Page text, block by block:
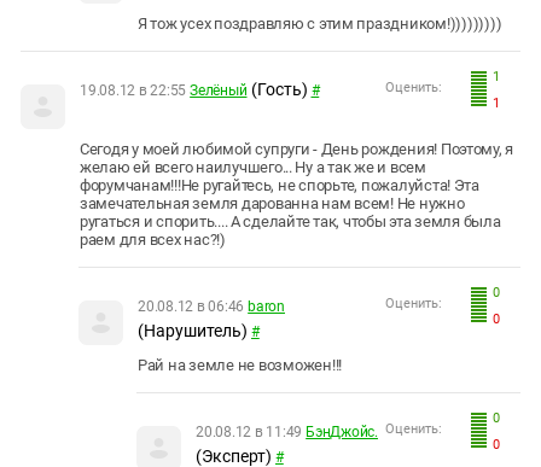
Я тож усех поздравляю с этим праздником!)))))))))
1
1
Оценить:
19.08.12 в 22:55 Зелёный (Гость) #
Сегодя у моей любимой супруги - День рождения! Поэтому, я
желаю ей всего наилучшего... Ну а так же и всем
форумчанам!!!Не ругайтесь, не спорьте, пожалуйста! Эта
замечательная земля дарованна нам всем! Не нужно
ругаться и спорить.... А сделайте так, чтобы эта земля была
раем для всех нас?!)
0
0
Оценить:
20.08.12 в 06:46 baron
(Нарушитель) #
Рай на земле не возможен!!!
0
0
Оценить:
20.08.12 в 11:49 БэнДжойс.
(Эксперт) #